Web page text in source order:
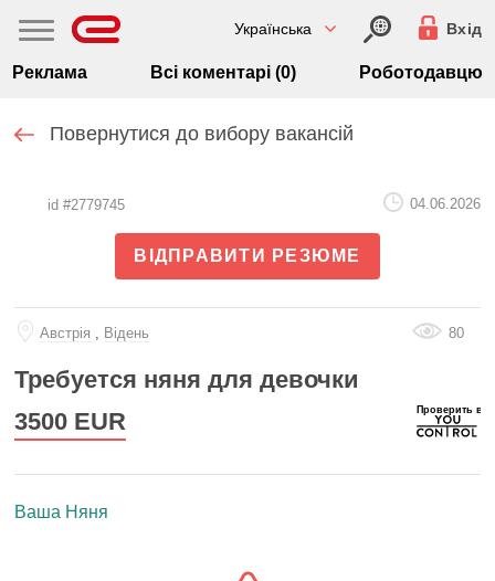
Українська Вхід
Реклама Всі коментарі (0) Роботодавцю
Повернутися до вибору вакансій
id #2779745 04.06.2026
ВІДПРАВИТИ РЕЗЮМЕ
Австрiя , Відень 80
Требуется няня для девочки
3500 EUR
Ваша Няня